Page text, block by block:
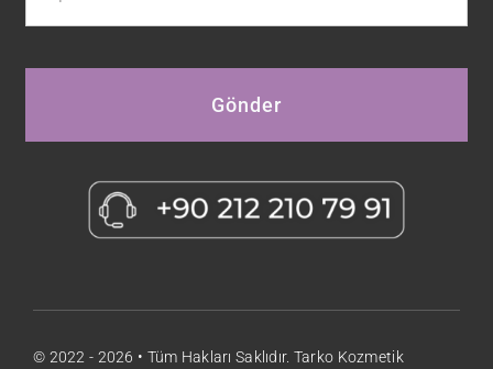
Gönder
© 2022 - 2026 • Tüm Hakları Saklıdır. Tarko Kozmetik